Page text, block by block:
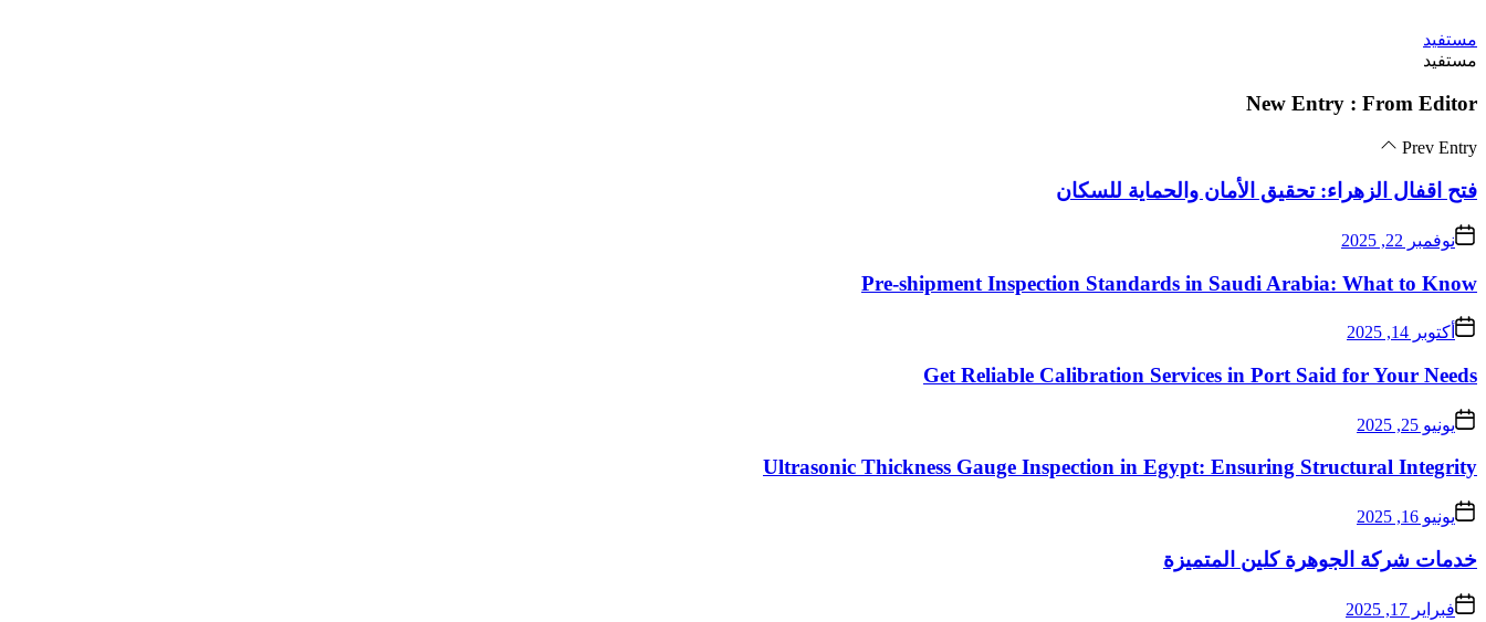
Skip
to
content
مستفيد
مستفيد
New Entry : From Editor
Prev Entry
فتح اقفال الزهراء: تحقيق الأمان والحماية للسكان
نوفمبر 22, 2025
Pre-shipment Inspection Standards in Saudi Arabia: What to Know
أكتوبر 14, 2025
Get Reliable Calibration Services in Port Said for Your Needs
يونيو 25, 2025
Ultrasonic Thickness Gauge Inspection in Egypt: Ensuring Structural Integrity
يونيو 16, 2025
خدمات شركة الجوهرة كلين المتميزة
فبراير 17, 2025